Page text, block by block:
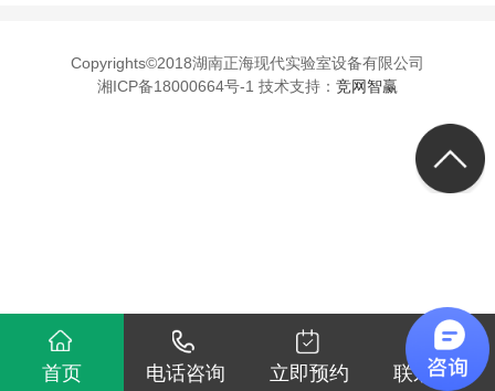
Copyrights©2018湖南正海现代实验室设备有限公司
湘ICP备18000664号-1 技术支持： 竞网智赢
首页 电话咨询 立即预约 联系我们